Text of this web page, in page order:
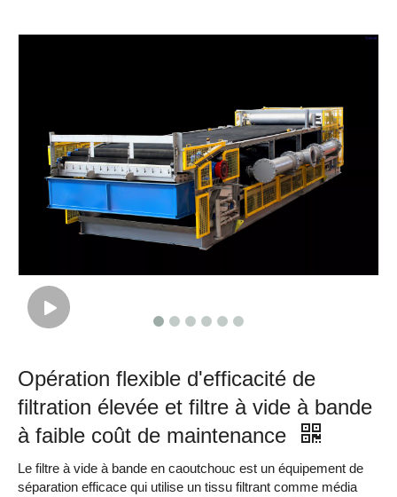
Opération flexible d'efficacité de
filtration élevée et filtre à vide à bande
à faible coût de maintenance
Le filtre à vide à bande en caoutchouc est un équipement de
séparation efficace qui utilise un tissu filtrant comme média